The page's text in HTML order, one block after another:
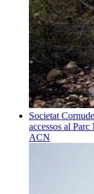
Societat
accessos al
ACN